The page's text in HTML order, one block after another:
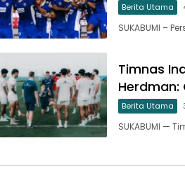
Berita Utama
SUKABUMI –
Timnas
Herdman:
Berita Utama
SUKABUMI —